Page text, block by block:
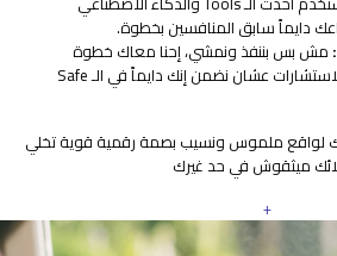
دايماً سابق المنافسين بخطوة.
مش بس بننفذ ونمشي، إحنا معاك خطوة
بخطوة بالدعم الفني والاستشارات عشان نضمن إنك دايماً في الـ Safe
لواقع ملموس ونسيب بصمة رقمية قوية تخلي
ميثقوش في حد غيرك
+